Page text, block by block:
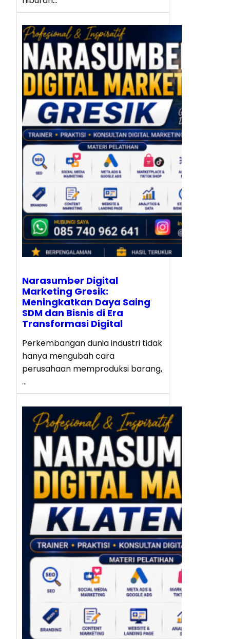
Narasumber Digital
Marketing Gresik:
Meningkatkan Daya Saing
SDM dan Bisnis di Era
Transformasi Digital
Perkembangan dunia industri tidak
hanya mengubah cara
perusahaan memproduksi barang,
…